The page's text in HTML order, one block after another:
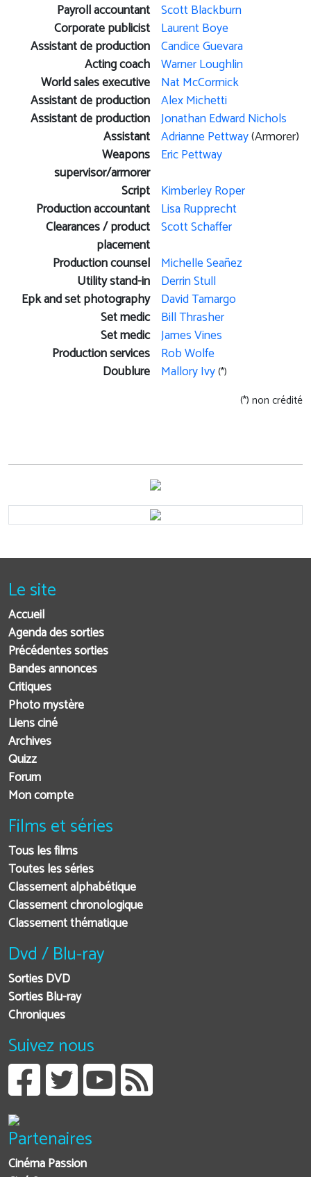
Payroll accountant Scott Blackburn
Corporate publicist Laurent Boye
Assistant de production Candice Guevara
Acting coach Warner Loughlin
World sales executive Nat McCormick
Assistant de production Alex Michetti
Assistant de production Jonathan Edward Nichols
Assistant Adrianne Pettway(Armorer)
Weapons
supervisor/armorer
Eric Pettway
Script Kimberley Roper
Production accountant Lisa Rupprecht
Clearances / product
placement
Scott Schaffer
Production counsel Michelle Seañez
Utility stand-in Derrin Stull
Epk and set photography David Tamargo
Set medic Bill Thrasher
Set medic James Vines
Production services Rob Wolfe
Doublure Mallory Ivy(*)
(*) non crédité
Le site
Accueil
Agenda des sorties
Précédentes sorties
Bandes annonces
Critiques
Photo mystère
Liens ciné
Archives
Quizz
Forum
Mon compte
Films et séries
Tous les films
Toutes les séries
Classement alphabétique
Classement chronologique
Classement thématique
Dvd / Blu-ray
Sorties DVD
Sorties Blu-ray
Chroniques
Suivez nous
Partenaires
Cinéma Passion